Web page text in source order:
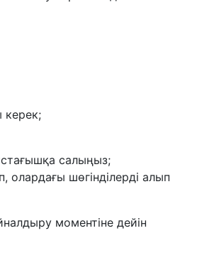
керек;
салыңыз;
шөгінділерді алып
моментіне дейін